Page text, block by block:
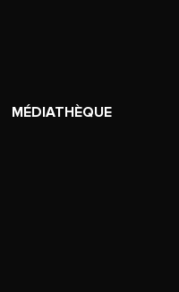
MÉDIATHÈQUE